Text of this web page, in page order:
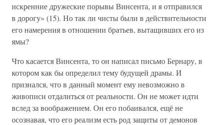
искренние дружеские порывы Винсента, и я отправился
в дорогу» (15). Но так ли чисты были в действительности
его намерения в отношении братьев, вытащивших его из
ямы?
Что касается Винсента, то он написал письмо Бернару, в
котором как бы определил тему будущей драмы. И
признался, что в данный момент ему невозможно в
живописи отдалиться от реальности. Он не может идти
вслед за воображением. Он его побаивался, ещё не
осознавая, что его реализм есть род защиты от демонов